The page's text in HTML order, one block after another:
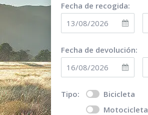
Fecha de recogida:
Fecha de devolución:
Tipo: Bicicleta
Motocicleta